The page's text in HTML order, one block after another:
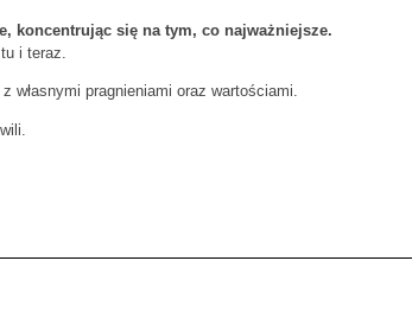
koncentrując się na tym, co najważniejsze.
i teraz.
własnymi pragnieniami oraz wartościami.